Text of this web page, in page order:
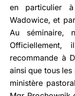
en particulier
Wadowice, et
Au séminaire,
recommande à
ainsi que tous
ministère